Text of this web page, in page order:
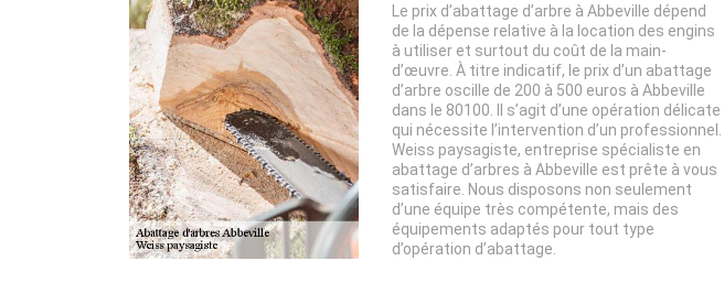
Le prix d’abattage d’arbre à Abbeville dépend
de la dépense relative à la location des engins
à utiliser et surtout du coût de la main-
d’œuvre. À titre indicatif, le prix d’un abattage
d’arbre oscille de 200 à 500 euros à Abbeville
dans le 80100. Il s’agit d’une opération délicate
qui nécessite l’intervention d’un professionnel.
Weiss paysagiste, entreprise spécialiste en
abattage d’arbres à Abbeville est prête à vous
satisfaire. Nous disposons non seulement
d’une équipe très compétente, mais des
équipements adaptés pour tout type
d’opération d’abattage.